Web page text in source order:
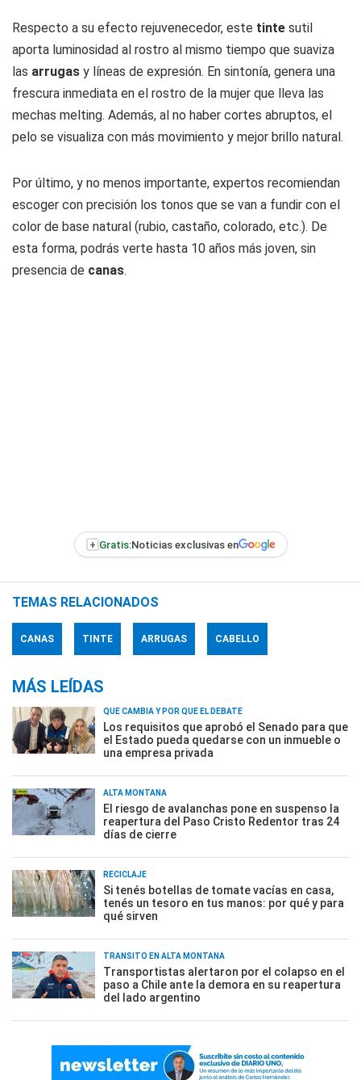
Respecto a su efecto rejuvenecedor, este tinte sutil
aporta luminosidad al rostro al mismo tiempo que suaviza
las arrugas y líneas de expresión. En sintonía, genera una
frescura inmediata en el rostro de la mujer que lleva las
mechas melting. Además, al no haber cortes abruptos, el
pelo se visualiza con más movimiento y mejor brillo natural.
Por último, y no menos importante, expertos recomiendan
escoger con precisión los tonos que se van a fundir con el
color de base natural (rubio, castaño, colorado, etc.). De
esta forma, podrás verte hasta 10 años más joven, sin
presencia de canas.
+ Gratis:Noticias exclusivas en
TEMAS RELACIONADOS
CANAS TINTE ARRUGAS CABELLO
MÁS LEÍDAS
QUÉ CAMBIA Y POR QUÉ EL DEBATE
Los requisitos que aprobó el Senado para que
el Estado pueda quedarse con un inmueble o
una empresa privada
ALTA MONTAÑA
El riesgo de avalanchas pone en suspenso la
reapertura del Paso Cristo Redentor tras 24
días de cierre
RECICLAJE
Si tenés botellas de tomate vacías en casa,
tenés un tesoro en tus manos: por qué y para
qué sirven
TRÁNSITO EN ALTA MONTAÑA
Transportistas alertaron por el colapso en el
paso a Chile ante la demora en su reapertura
del lado argentino